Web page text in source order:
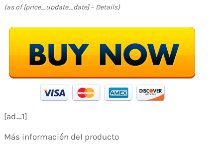
(as of [price_update_date] – Details)
[ad_1]
Más información del producto